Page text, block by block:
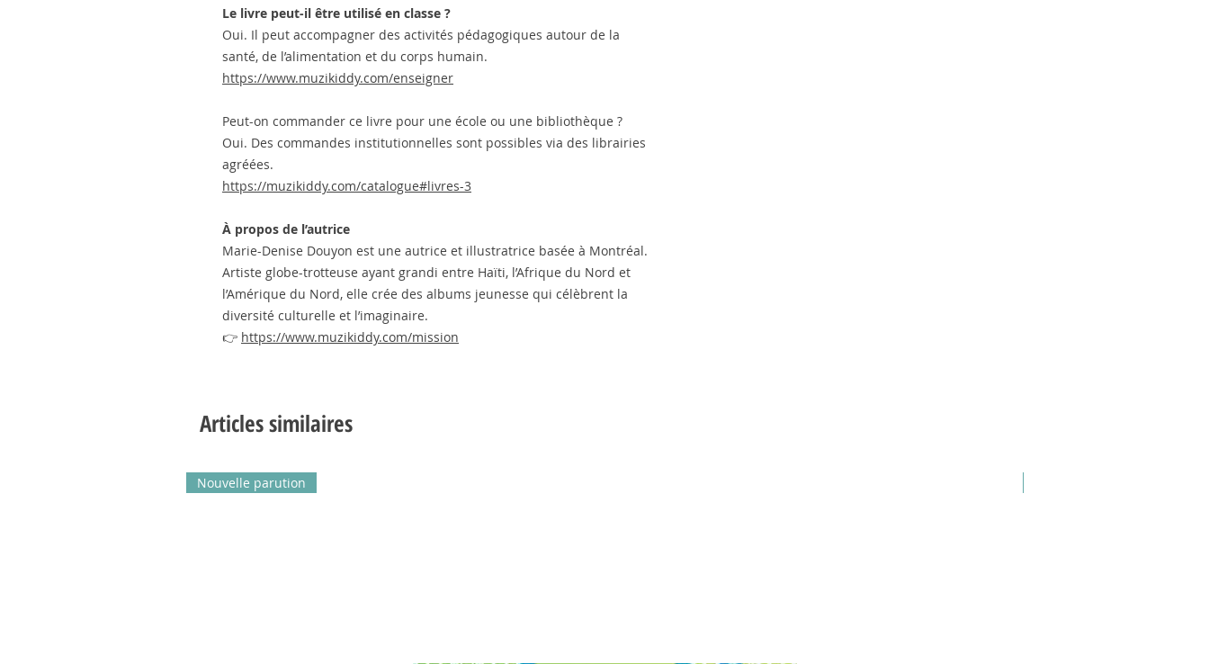
Le livre peut-il être utilisé en classe ?
Oui. Il peut accompagner des activités pédagogiques autour de la
santé, de l’alimentation et du corps humain.
https://www.muzikiddy.com/enseigner
Peut-on commander ce livre pour une école ou une bibliothèque ?
Oui. Des commandes institutionnelles sont possibles via des librairies
agréées.
https://muzikiddy.com/catalogue#livres-3
À propos de l’autrice
Marie-Denise Douyon est une autrice et illustratrice basée à Montréal.
Artiste globe-trotteuse ayant grandi entre Haïti, l’Afrique du Nord et
l’Amérique du Nord, elle crée des albums jeunesse qui célèbrent la
diversité culturelle et l’imaginaire.
👉 https://www.muzikiddy.com/mission
Articles similaires
Nouvelle parution